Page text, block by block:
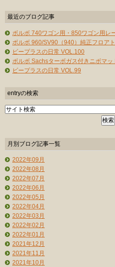
最近のブログ記事
ボルボ 740ワゴン用・850ワゴン用レ
ボルボ 960/SV90（940）純正フロア
ビープラスの日常 VOL.100
ボルボ Sachsターボガス付きニボマッ
ビープラスの日常 VOL.99
entryの検索
月別ブログ記事一覧
2022年09月
2022年08月
2022年07月
2022年06月
2022年05月
2022年04月
2022年03月
2022年02月
2022年01月
2021年12月
2021年11月
2021年10月